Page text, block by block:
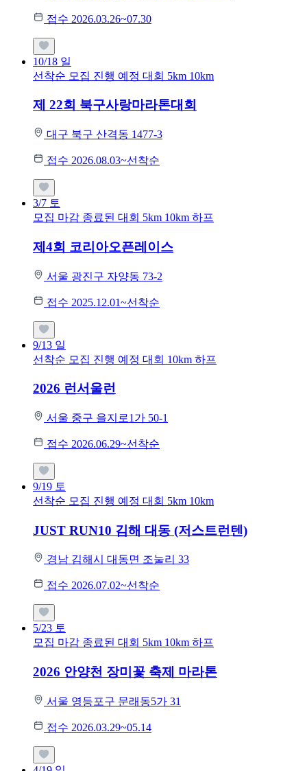
접수 2026.03.26~07.30
10/18 일
선착순 모집 진행 예정 대회 5km 10km
제 22회 북구사랑마라톤대회
대구 북구 산격동 1477-3
접수 2026.08.03~선착순
3/7 토
모집 마감 종료된 대회 5km 10km 하프
제4회 코리아오픈레이스
서울 광진구 자양동 73-2
접수 2025.12.01~선착순
9/13 일
선착순 모집 진행 예정 대회 10km 하프
2026 런서울런
서울 중구 을지로1가 50-1
접수 2026.06.29~선착순
9/19 토
선착순 모집 진행 예정 대회 5km 10km
JUST RUN10 김해 대동 (저스트런텐)
경남 김해시 대동면 조눌리 33
접수 2026.07.02~선착순
5/23 토
모집 마감 종료된 대회 5km 10km 하프
2026 안양천 장미꽃 축제 마라톤
서울 영등포구 문래동5가 31
접수 2026.03.29~05.14